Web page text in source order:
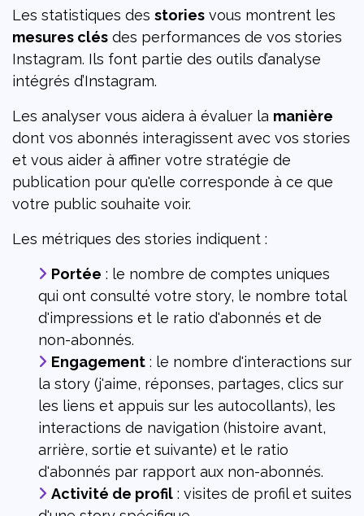
Les statistiques des stories vous montrent les
mesures clés des performances de vos stories
Instagram. Ils font partie des outils d’analyse
intégrés d’Instagram.
Les analyser vous aidera à évaluer la manière
dont vos abonnés interagissent avec vos stories
et vous aider à affiner votre stratégie de
publication pour qu'elle corresponde à ce que
votre public souhaite voir.
Les métriques des stories indiquent :
Portée : le nombre de comptes uniques
qui ont consulté votre story, le nombre total
d'impressions et le ratio d'abonnés et de
non-abonnés.
Engagement : le nombre d'interactions sur
la story (j'aime, réponses, partages, clics sur
les liens et appuis sur les autocollants), les
interactions de navigation (histoire avant,
arrière, sortie et suivante) et le ratio
d'abonnés par rapport aux non-abonnés.
Activité de profil : visites de profil et suites